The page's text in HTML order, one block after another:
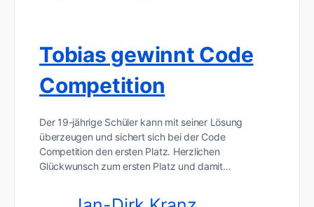
Tobias gewinnt Code
Competition
Der 19-jährige Schüler kann mit seiner Lösung
überzeugen und sichert sich bei der Code
Competition den ersten Platz. Herzlichen
Glückwunsch zum ersten Platz und damit…